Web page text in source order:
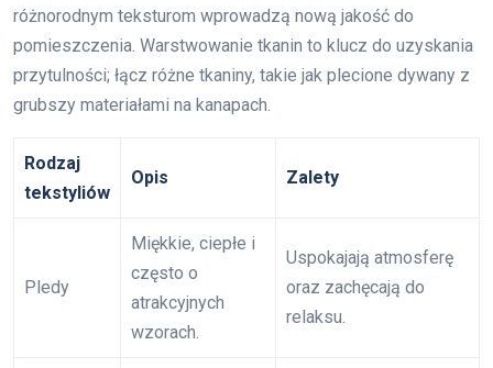
różnorodnym teksturom wprowadzą nową jakość do
pomieszczenia. Warstwowanie tkanin to klucz do uzyskania
przytulności; łącz różne tkaniny, takie jak plecione dywany z
grubszy materiałami na kanapach.
Rodzaj
tekstyliów
Opis Zalety
Pledy
Miękkie, ciepłe i
często o
atrakcyjnych
wzorach.
Uspokajają atmosferę
oraz zachęcają do
relaksu.